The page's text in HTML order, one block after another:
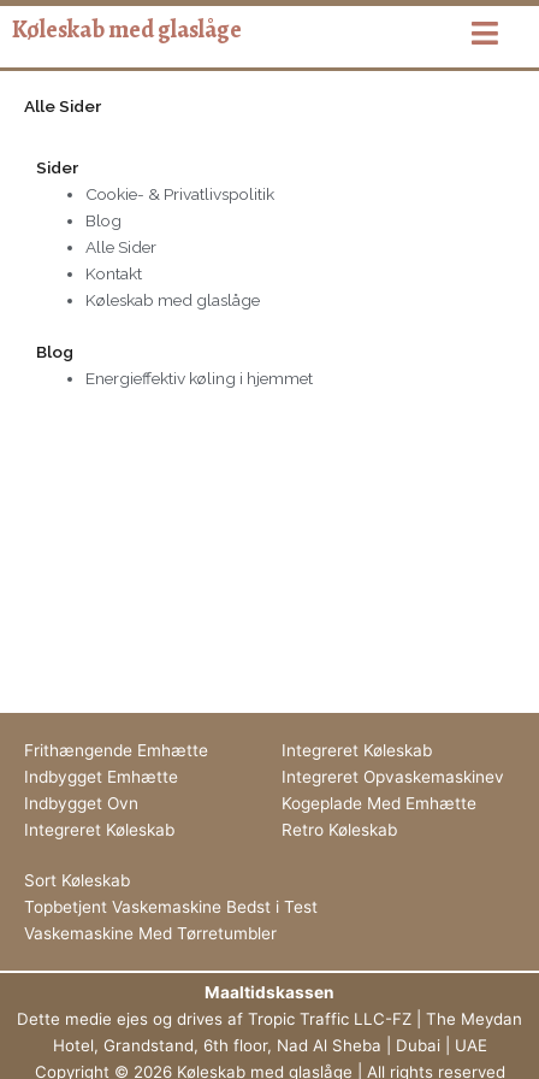
Gå
indholdet
Køleskab med glaslåge
Alle Sider
Sider
Cookie- & Privatlivspolitik
Blog
Alle Sider
Kontakt
Køleskab med glaslåge
Blog
Energieffektiv køling i hjemmet
Frithængende Emhætte
Indbygget Emhætte
Indbygget Ovn
Integreret Køleskab
Integreret Køleskab
Integreret Opvaskemaskinev
Kogeplade Med Emhætte
Retro Køleskab
Sort Køleskab
Topbetjent Vaskemaskine Bedst i Test
Vaskemaskine Med Tørretumbler
Maaltidskassen
Dette medie ejes og drives af Tropic Traffic LLC-FZ | The Meydan
Hotel, Grandstand, 6th floor, Nad Al Sheba | Dubai | UAE
Copyright © 2026 Køleskab med glaslåge | All rights reserved